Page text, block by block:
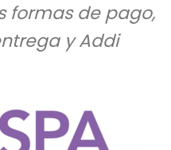
formas de pago,
y Addi